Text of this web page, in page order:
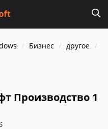
Бизнес
другое
Производство 1